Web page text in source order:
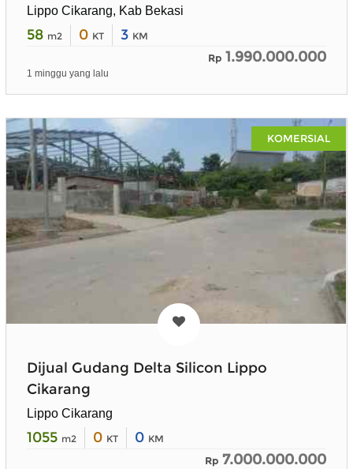
Lippo Cikarang, Kab Bekasi
58 m2 0 KT 3 KM
Rp 1.990.000.000
1 minggu yang lalu
KOMERSIAL
Dijual Gudang Delta Silicon Lippo
Cikarang
Lippo Cikarang
1055 m2 0 KT 0 KM
Rp 7.000.000.000